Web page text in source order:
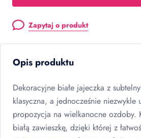
Zapytaj o produkt
Opis produktu
Dekoracyjne białe jajeczka z
klasyczna, a jednocześnie niezwykle
propozycja na wielkanocne ozdoby.
białą zawieszkę, dzięki której z